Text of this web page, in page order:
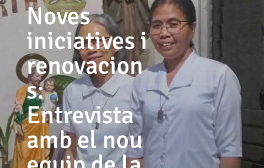
Noves
iniciatives i
renovacion
s:
Entrevista
amb el nou